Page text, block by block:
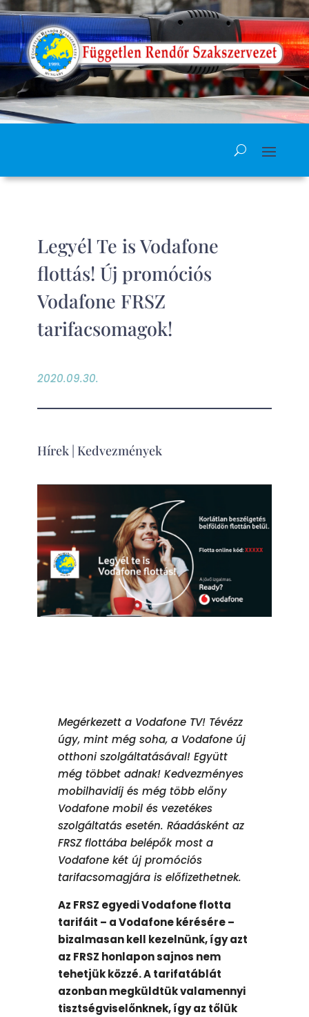
Legyél Te is Vodafone
flottás! Új promóciós
Vodafone FRSZ
tarifacsomagok!
2020.09.30.
Hírek| Kedvezmények
Megérkezett a Vodafone TV! Tévézz
úgy, mint még soha, a Vodafone új
otthoni szolgáltatásával! Együtt
még többet adnak! Kedvezményes
mobilhavidíj és még több előny
Vodafone mobil és vezetékes
szolgáltatás esetén. Ráadásként az
FRSZ flottába belépők most a
Vodafone két új promóciós
tarifacsomagjára is előfizethetnek.
Az FRSZ egyedi Vodafone flotta
tarifáit – a Vodafone kérésére –
bizalmasan kell kezelnünk, így azt
az FRSZ honlapon sajnos nem
tehetjük közzé. A tarifatáblát
azonban megküldtük valamennyi
tisztségviselőnknek, így az tőlük